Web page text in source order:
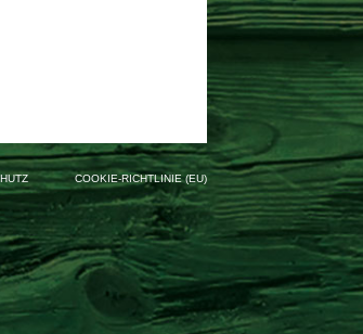
COOKIE-RICHTLINIE (EU)